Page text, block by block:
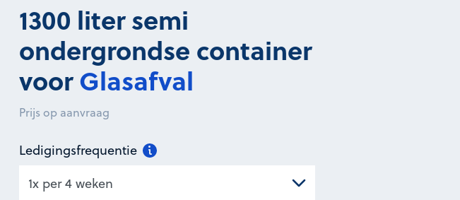
1300 liter semi
ondergrondse container
voorGlasafval
Prijs op aanvraag
Ledigingsfrequentie